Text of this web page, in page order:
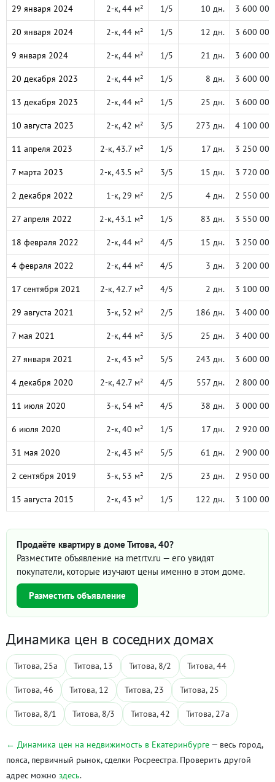
29 января 2024 2-к, 44 м² 1/5 10 дн. 3 600 000
20 января 2024 2-к, 44 м² 1/5 12 дн. 3 600 000
9 января 2024 2-к, 44 м² 1/5 21 дн. 3 600 000
20 декабря 2023 2-к, 44 м² 1/5 8 дн. 3 600 000
13 декабря 2023 2-к, 44 м² 1/5 25 дн. 3 600 000
10 августа 2023 2-к, 42 м² 3/5 273 дн. 4 100 000
11 апреля 2023 2-к, 43.7 м² 1/5 17 дн. 3 250 000
7 марта 2023 2-к, 43.5 м² 3/5 15 дн. 3 720 000
2 декабря 2022 1-к, 29 м² 2/5 4 дн. 2 550 000
27 апреля 2022 2-к, 43.1 м² 1/5 83 дн. 3 550 000
18 февраля 2022 2-к, 44 м² 4/5 15 дн. 3 250 000
4 февраля 2022 2-к, 44 м² 4/5 3 дн. 3 200 000
17 сентября 2021 2-к, 42.7 м² 4/5 2 дн. 3 100 000
29 августа 2021 3-к, 52 м² 2/5 186 дн. 3 400 000
7 мая 2021 2-к, 44 м² 3/5 25 дн. 3 400 000
27 января 2021 2-к, 43 м² 5/5 243 дн. 3 600 000
4 декабря 2020 2-к, 42.7 м² 4/5 557 дн. 2 800 000
11 июля 2020 3-к, 54 м² 4/5 38 дн. 3 000 000
6 июля 2020 2-к, 40 м² 1/5 17 дн. 2 920 000
31 мая 2020 2-к, 43 м² 5/5 61 дн. 2 900 000
2 сентября 2019 3-к, 53 м² 2/5 23 дн. 2 950 000
15 августа 2015 2-к, 43 м² 1/5 122 дн. 3 100 000
Продаёте квартиру в доме Титова, 40?
Разместите объявление на metrtv.ru — его увидят
покупатели, которые изучают цены именно в этом доме.
Разместить объявление
Динамика цен в соседних домах
Титова, 25а Титова, 13 Титова, 8/2 Титова, 44
Титова, 46 Титова, 12 Титова, 23 Титова, 25
Титова, 8/1 Титова, 8/3 Титова, 42 Титова, 27а
← Динамика цен на недвижимость в Екатеринбурге — весь город,
пояса, первичный рынок, сделки Росреестра. Проверить другой
адрес можно здесь.